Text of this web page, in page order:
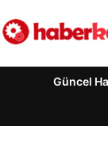
Güncel